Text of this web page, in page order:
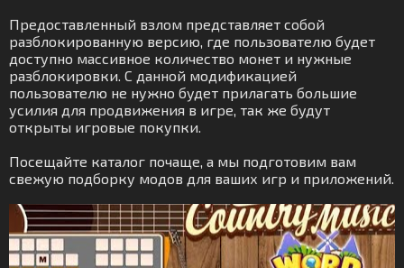
Предоставленный взлом представляет собой
разблокированную версию, где пользователю будет
доступно массивное количество монет и нужные
разблокировки. С данной модификацией
пользователю не нужно будет прилагать большие
усилия для продвижения в игре, так же будут
открыты игровые покупки.
Посещайте каталог почаще, а мы подготовим вам
свежую подборку модов для ваших игр и приложений.